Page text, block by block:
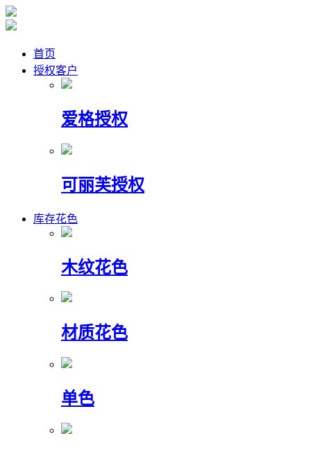
首页
授权客户
爱格授权
可丽芙授权
库存花色
木纹花色
材质花色
单色